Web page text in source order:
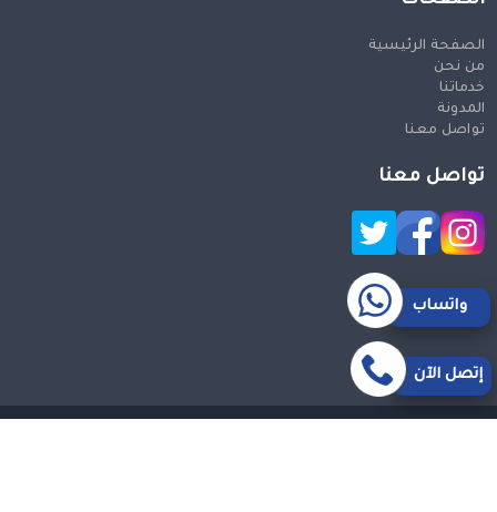
الصفحة الرئيسية
من نحن
خدماتنا
المدونة
تواصل معنا
تواصل معنا
إتصل الآن
واتساب